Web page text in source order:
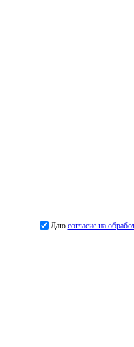
Даю согласие на